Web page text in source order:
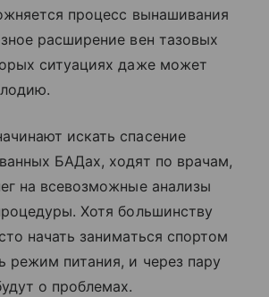
процесс вынашивания
расширение вен тазовых
ситуациях даже может
искать спасение
БАДах, ходят по врачам,
на всевозможные анализы
Хотя большинству
начать заниматься спортом
режим питания, и через пару
о проблемах.